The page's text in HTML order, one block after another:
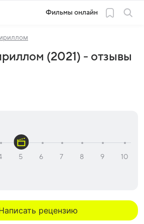
Фильмы онлайн
(2021) - отзывы
рецензию